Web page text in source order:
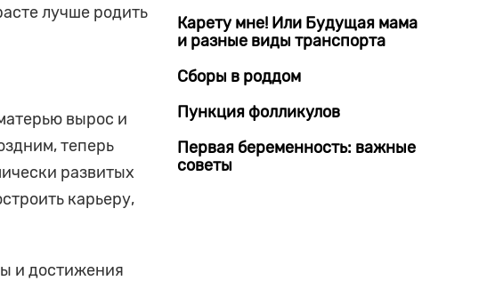
лучше родить
вырос и
теперь
развитых
карьеру,
и достижения
Карету мне! Или Будущая мама
и разные виды транспорта
Сборы в роддом
Пункция фолликулов
Первая беременность: важные
советы